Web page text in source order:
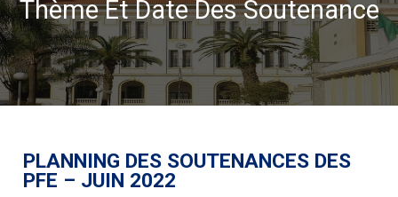
Thème Et Date Des Soutenance
PLANNING DES SOUTENANCES DES
PFE – JUIN 2022